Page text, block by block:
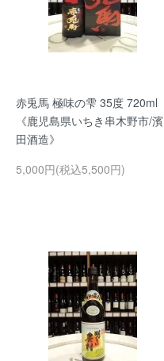
赤兎馬 極味の雫 35度 720ml
《鹿児島県いちき串木野市/濱
田酒造》
5,000円(税込5,500円)